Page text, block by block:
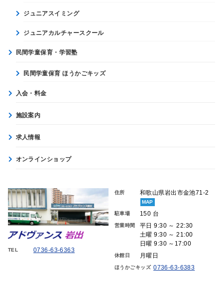
ジュニアスイミング
ジュニアカルチャースクール
民間学童保育・学習塾
民間学童保育 ほうかごキッズ
入会・料金
施設案内
求人情報
オンラインショップ
TEL 0736-63-6363
住所 和歌山県岩出市金池71-2
MAP
駐車場 150 台
営業時間
平日 9:30 ～ 22:30
土曜 9:30 ～ 21:00
日曜 9:30 ～17:00
休館日 月曜日
ほうかごキッズ 0736-63-6383